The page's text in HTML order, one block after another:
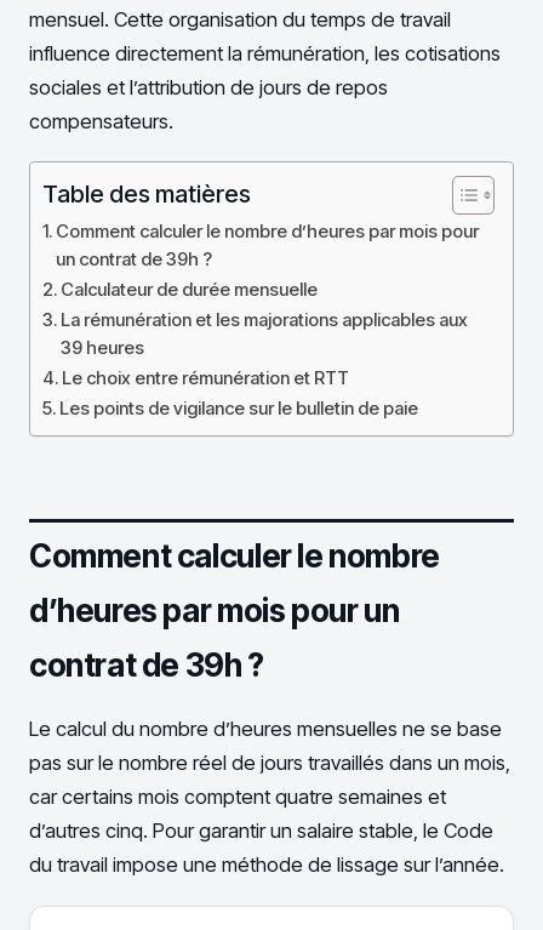
mensuel. Cette organisation du temps de travail
influence directement la rémunération, les cotisations
sociales et l’attribution de jours de repos
compensateurs.
Table des matières
Comment calculer le nombre d’heures par mois pour
un contrat de 39h ?
Calculateur de durée mensuelle
La rémunération et les majorations applicables aux
39 heures
Le choix entre rémunération et RTT
Les points de vigilance sur le bulletin de paie
Comment calculer le nombre
d’heures par mois pour un
contrat de 39h ?
Le calcul du nombre d’heures mensuelles ne se base
pas sur le nombre réel de jours travaillés dans un mois,
car certains mois comptent quatre semaines et
d’autres cinq. Pour garantir un salaire stable, le Code
du travail impose une méthode de lissage sur l’année.